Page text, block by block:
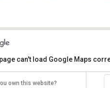
Монастырь Дескальсас-
Испания, Мадрид
can't load Google Maps
own this website?